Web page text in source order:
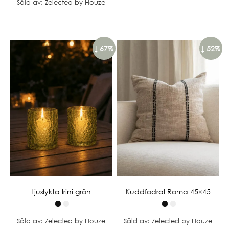
Såld av: Zelected by Houze
↓ 67%
Ljuslykta Irini grön
Såld av: Zelected by Houze
↓ 52%
Kuddfodral Roma 45×45
Såld av: Zelected by Houze